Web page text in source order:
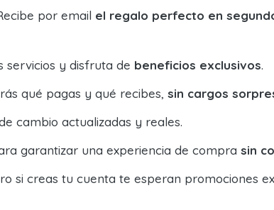
por email el regalo perfecto en
servicios y disfruta de beneficios exclusivos.
qué pagas y qué recibes, sin cargos
cambio actualizadas y reales.
garantizar una experiencia de compra sin
si creas tu cuenta te esperan promociones